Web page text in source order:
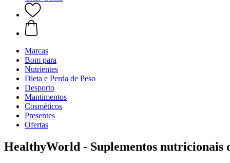
Marcas
Bom para
Nutrientes
Dieta e Perda de Peso
Desporto
Mantimentos
Cosméticos
Presentes
Ofertas
HealthyWorld - Suplementos nutricionais